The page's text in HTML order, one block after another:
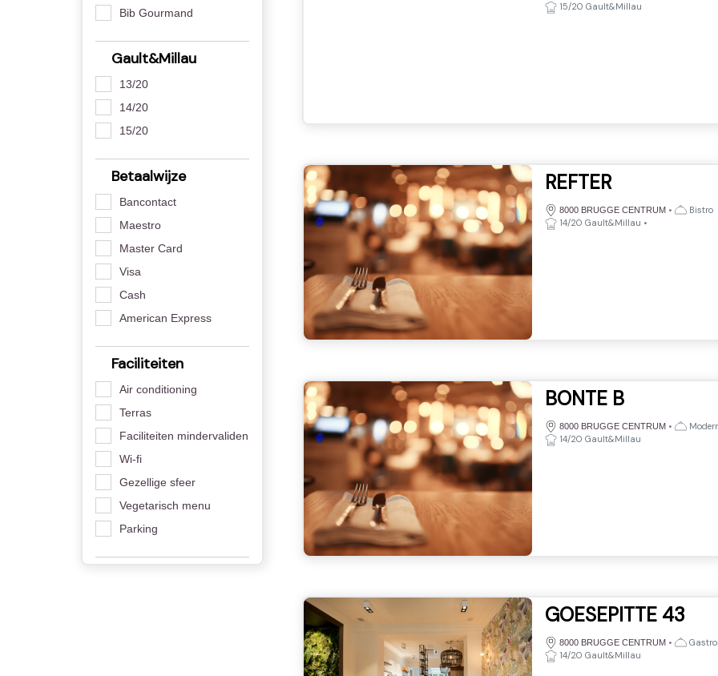
Bib Gourmand
Gault&Millau
13/20
14/20
15/20
Betaalwijze
Bancontact
Maestro
Master Card
Visa
Cash
American Express
Faciliteiten
Air conditioning
Terras
Faciliteiten mindervaliden
Wi-fi
Gezellige sfeer
Vegetarisch menu
Parking
15/20 Gault&Millau
REFTER
8000 BRUGGE CENTRUM •
Bistro
14/20 Gault&Millau •
BONTE B
8000 BRUGGE CENTRUM •
14/20 Gault&Millau
GOESEPITTE 43
8000 BRUGGE CENTRUM •
14/20 Gault&Millau